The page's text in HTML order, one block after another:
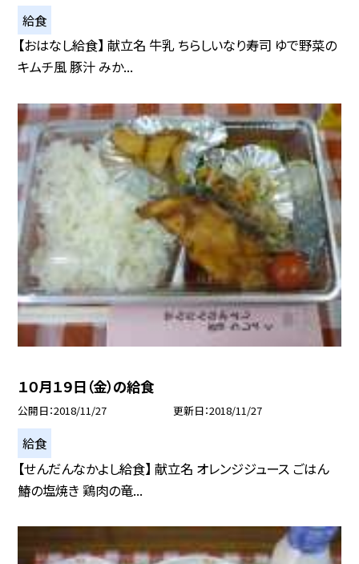
給食
【おはなし給食】 献立名 牛乳 ちらしいなり寿司 ゆで野菜の
キムチ風 豚汁 みか...
１０月１９日（金）の給食
公開日 2018/11/27 更新日 2018/11/27
給食
【せんだんなかよし給食】 献立名 オレンジジュース ごはん
鰆の塩焼き 鶏肉の竜...